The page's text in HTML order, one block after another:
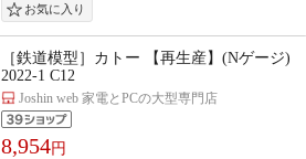
［鉄道模型］カトー 【再生産】(Nゲージ)
2022-1 C12
Joshin web 家電とPCの大型専門店
8,954円